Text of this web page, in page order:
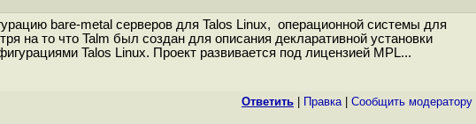
bare-metal серверов для Talos Linux, операционной системы для
на то что Talm был создан для описания декларативной установки
Talos Linux. Проект развивается под лицензией MPL...
Ответить Правка| Cообщить модератору